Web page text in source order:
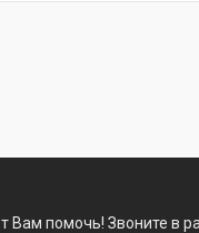
Вам помочь! Звоните в